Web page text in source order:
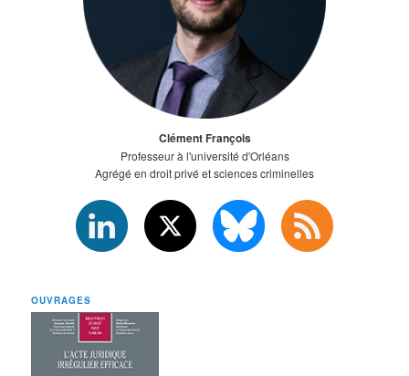
Clément François
Professeur à l'université d'Orléans
Agrégé en droit privé et sciences criminelles
OUVRAGES